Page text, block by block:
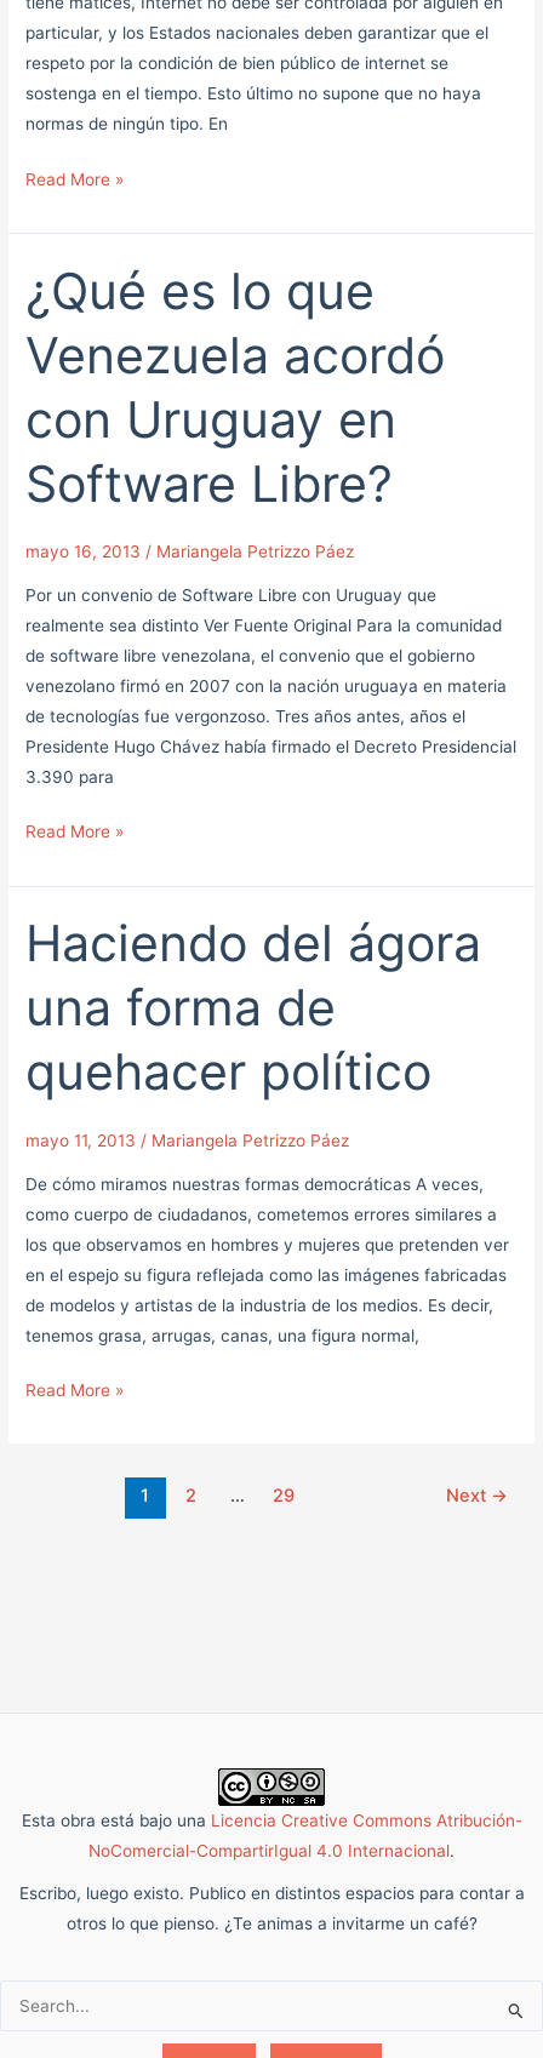
particular, y los Estados nacionales deben garantizar que el
respeto por la condición de bien público de internet se
sostenga en el tiempo. Esto último no supone que no haya
normas de ningún tipo. En
Read More »
¿Qué es lo que
Venezuela acordó
con Uruguay en
Software Libre?
mayo 16, 2013 / Mariangela Petrizzo Páez
Por un convenio de Software Libre con Uruguay que
realmente sea distinto Ver Fuente Original Para la comunidad
de software libre venezolana, el convenio que el gobierno
venezolano firmó en 2007 con la nación uruguaya en materia
de tecnologías fue vergonzoso. Tres años antes, años el
Presidente Hugo Chávez había firmado el Decreto Presidencial
3.390 para
¿Qué
es
lo
que
acordó
Uruguay
Software
Read More »
Haciendo del ágora
una forma de
quehacer político
mayo 11, 2013 / Mariangela Petrizzo Páez
De cómo miramos nuestras formas democráticas A veces,
como cuerpo de ciudadanos, cometemos errores similares a
los que observamos en hombres y mujeres que pretenden ver
en el espejo su figura reflejada como las imágenes fabricadas
de modelos y artistas de la industria de los medios. Es decir,
tenemos grasa, arrugas, canas, una figura normal,
Haciendo
una
de
quehacer
político
Read More »
1 2 … 29 Next →
Esta obra está bajo una Licencia Creative Commons Atribución-
NoComercial-CompartirIgual 4.0 Internacional.
Escribo, luego existo. Publico en distintos espacios para contar a
otros lo que pienso. ¿Te animas a invitarme un café?
Buscar: